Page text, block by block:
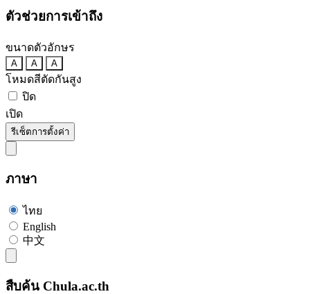
ตัวช่วยการเข้าถึง
ขนาดตัวอักษร
A A A
โหมดสีตัดกันสูง
ปิด
เปิด
รีเซ็ตการตั้งค่า
ภาษา
ไทย
English
中文
สืบค้น Chula.ac.th